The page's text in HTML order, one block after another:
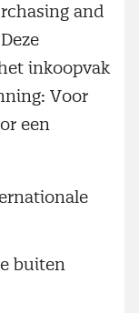
and
inkoopvak
Voor
een
buiten